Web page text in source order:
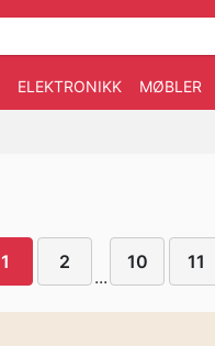
ELEKTRONIKK MØBLER
1 2
...
10 11